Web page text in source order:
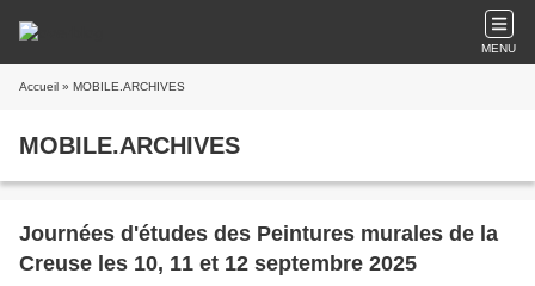
MENU
Accueil » MOBILE.ARCHIVES
MOBILE.ARCHIVES
Journées d'études des Peintures murales de la
Creuse les 10, 11 et 12 septembre 2025